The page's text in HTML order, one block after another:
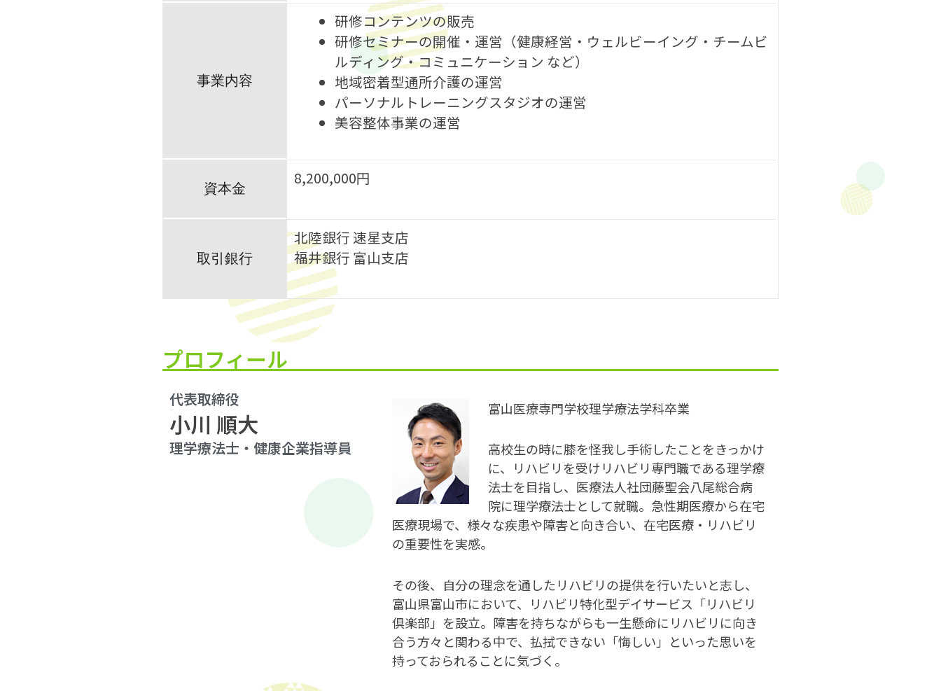
事業内容
研修コンテンツの販売
研修セミナーの開催・運営（健康経営・ウェルビーイング・チームビ
ルディング・コミュニケーション など）
地域密着型通所介護の運営
パーソナルトレーニングスタジオの運営
美容整体事業の運営
資本金
8,200,000円
取引銀行
北陸銀行 速星支店
福井銀行 富山支店
プロフィール
代表取締役
小川 順大
理学療法士・健康企業指導員
富山医療専門学校理学療法学科卒業
高校生の時に膝を怪我し手術したことをきっかけ
に、リハビリを受けリハビリ専門職である理学療
法士を目指し、医療法人社団藤聖会八尾総合病
院に理学療法士として就職。急性期医療から在宅
医療現場で、様々な疾患や障害と向き合い、在宅医療・リハビリ
の重要性を実感。
その後、自分の理念を通したリハビリの提供を行いたいと志し、
富山県富山市において、リハビリ特化型デイサービス「リハビリ
倶楽部」を設立。障害を持ちながらも一生懸命にリハビリに向き
合う方々と関わる中で、払拭できない「悔しい」といった思いを
持っておられることに気づく。